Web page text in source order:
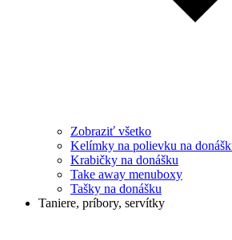
Zobraziť všetko
Kelímky na polievku na
Krabičky na donášku
Take away menuboxy
Tašky na donášku
Taniere, príbory, servítky